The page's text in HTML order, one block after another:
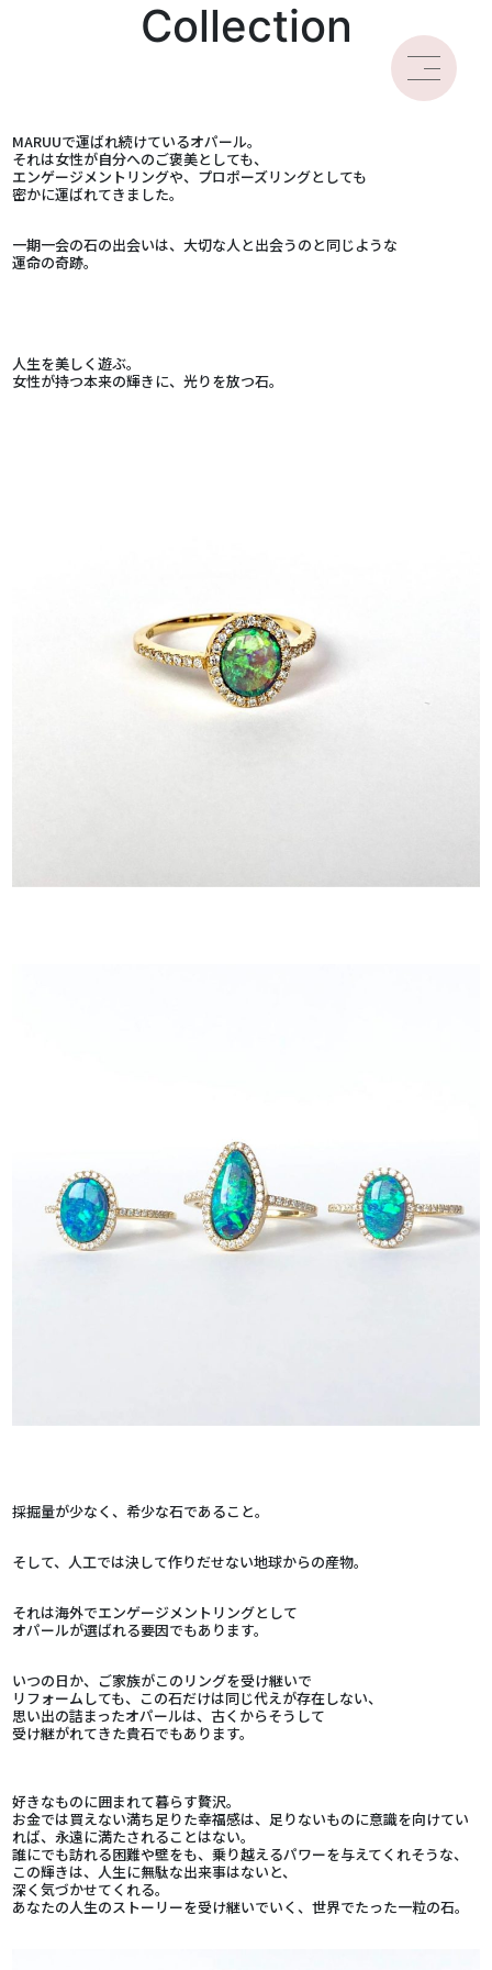
Collection
MARUUで運ばれ続けているオパール。
それは女性が自分へのご褒美としても、
エンゲージメントリングや、プロポーズリングとしても
密かに運ばれてきました。
一期一会の石の出会いは、大切な人と出会うのと同じような
運命の奇跡。
人生を美しく遊ぶ。
女性が持つ本来の輝きに、光りを放つ石。
採掘量が少なく、希少な石であること。
そして、人工では決して作りだせない地球からの産物。
それは海外でエンゲージメントリングとして
オパールが選ばれる要因でもあります。
いつの日か、ご家族がこのリングを受け継いで
リフォームしても、この石だけは同じ代えが存在しない、
思い出の詰まったオパールは、古くからそうして
受け継がれてきた貴石でもあります。
好きなものに囲まれて暮らす贅沢。
お金では買えない満ち足りた幸福感は、足りないものに意識を向けてい
れば、永遠に満たされることはない。
誰にでも訪れる困難や壁をも、乗り越えるパワーを与えてくれそうな、
この輝きは、人生に無駄な出来事はないと、
深く気づかせてくれる。
あなたの人生のストーリーを受け継いでいく、世界でたった一粒の石。